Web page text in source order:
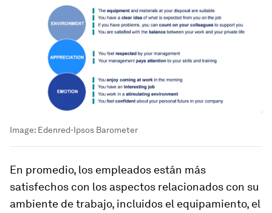
Image: Edenred-Ipsos Barometer
En promedio, los empleados están más
satisfechos con los aspectos relacionados con su
ambiente de trabajo, incluidos el equipamiento, el